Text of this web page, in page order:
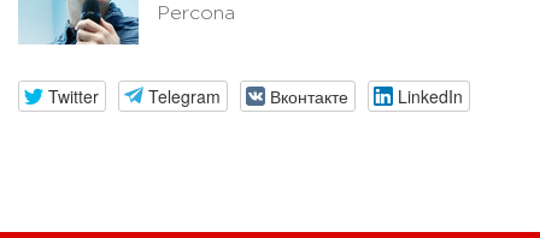
Percona
Twitter Telegram Вконтакте LinkedIn